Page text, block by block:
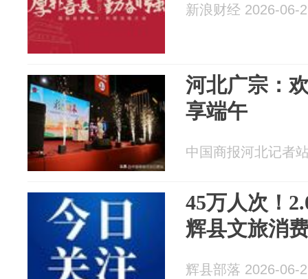
新浪财经 2026-06-
河北广宗：
享端午
中国商报河北记者
45万人次！
辉县文旅消
辉县部落 2026-06-